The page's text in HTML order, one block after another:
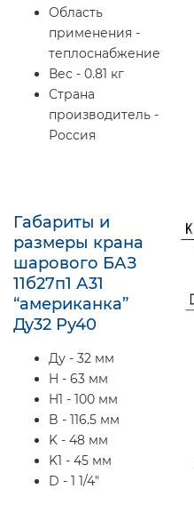
Область
применения -
теплоснабжение
Вес - 0.81 кг
Страна
производитель -
Россия
Габариты и
размеры крана
шарового БАЗ
11б27п1 А31
“американка”
Ду32 Ру40
Ду - 32 мм
H - 63 мм
H1 - 100 мм
B - 116.5 мм
K - 48 мм
K1 - 45 мм
D - 1 1/4"